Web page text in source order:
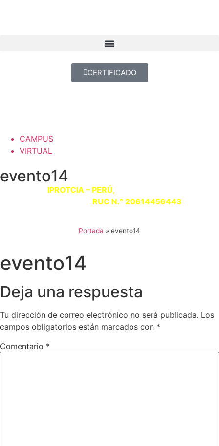
CERTIFICADO
CAMPUS
VIRTUAL
evento14
IPROTCIA – PERÚ,
RUC N.° 20614456443
Portada » evento14
evento14
Deja una respuesta
Tu dirección de correo electrónico no será publicada. Los
campos obligatorios están marcados con *
Comentario *